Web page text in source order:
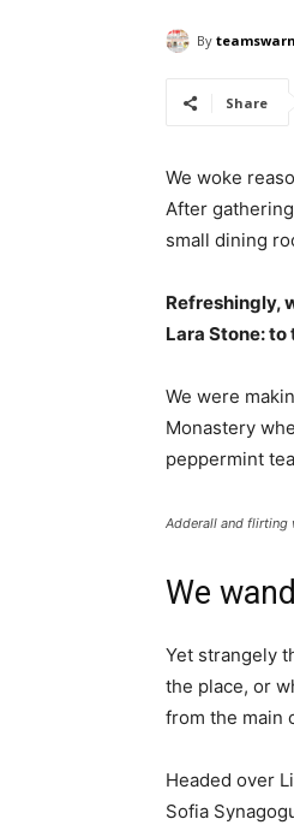
By
Share
We woke
After
small dining
Refreshingly,
Lara Stone:
We were
Monastery
peppermint
Adderall and
We
Yet strangely
the place, or
from the main
Headed over
Sofia